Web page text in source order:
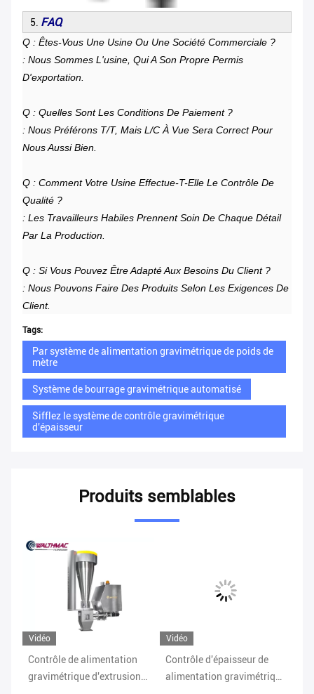
5. FAQ
Q : Êtes-Vous Une Usine Ou Une Société Commerciale ?
: Nous Sommes L'usine, Qui A Son Propre Permis
D'exportation.
Q : Quelles Sont Les Conditions De Paiement ?
: Nous Préférons T/T, Mais L/C À Vue Sera Correct Pour
Nous Aussi Bien.
Q : Comment Votre Usine Effectue-T-Elle Le Contrôle De
Qualité ?
: Les Travailleurs Habiles Prennent Soin De Chaque Détail
Par La Production.
Q : Si Vous Pouvez Être Adapté Aux Besoins Du Client ?
: Nous Pouvons Faire Des Produits Selon Les Exigences De
Client.
Tags:
Par système de alimentation gravimétrique de poids de
mètre
Système de bourrage gravimétrique automatisé
Sifflez le système de contrôle gravimétrique
d'épaisseur
Produits semblables
Vidéo
Contrôle de alimentation
gravimétrique d'extrusion
Vidéo
Contrôle d'épaisseur de
alimentation gravimétrique